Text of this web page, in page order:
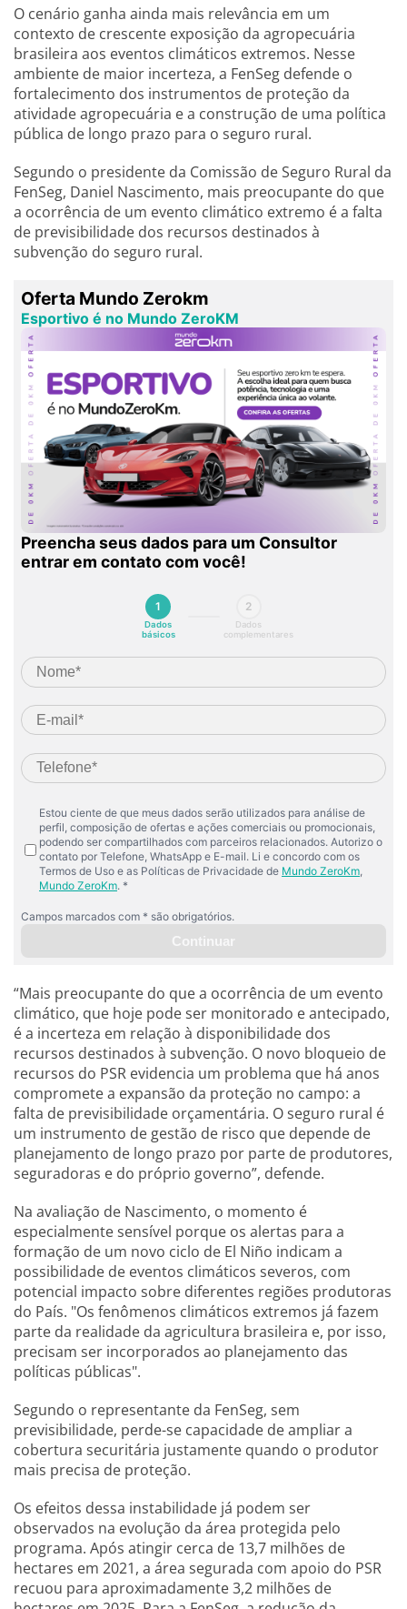
O cenário ganha ainda mais relevância em um
contexto de crescente exposição da agropecuária
brasileira aos eventos climáticos extremos. Nesse
ambiente de maior incerteza, a FenSeg defende o
fortalecimento dos instrumentos de proteção da
atividade agropecuária e a construção de uma política
pública de longo prazo para o seguro rural.
Segundo o presidente da Comissão de Seguro Rural da
FenSeg, Daniel Nascimento, mais preocupante do que
a ocorrência de um evento climático extremo é a falta
de previsibilidade dos recursos destinados à
subvenção do seguro rural.
“Mais preocupante do que a ocorrência de um evento
climático, que hoje pode ser monitorado e antecipado,
é a incerteza em relação à disponibilidade dos
recursos destinados à subvenção. O novo bloqueio de
recursos do PSR evidencia um problema que há anos
compromete a expansão da proteção no campo: a
falta de previsibilidade orçamentária. O seguro rural é
um instrumento de gestão de risco que depende de
planejamento de longo prazo por parte de produtores,
seguradoras e do próprio governo”, defende.
Na avaliação de Nascimento, o momento é
especialmente sensível porque os alertas para a
formação de um novo ciclo de El Niño indicam a
possibilidade de eventos climáticos severos, com
potencial impacto sobre diferentes regiões produtoras
do País. "Os fenômenos climáticos extremos já fazem
parte da realidade da agricultura brasileira e, por isso,
precisam ser incorporados ao planejamento das
políticas públicas".
Segundo o representante da FenSeg, sem
previsibilidade, perde-se capacidade de ampliar a
cobertura securitária justamente quando o produtor
mais precisa de proteção.
Os efeitos dessa instabilidade já podem ser
observados na evolução da área protegida pelo
programa. Após atingir cerca de 13,7 milhões de
hectares em 2021, a área segurada com apoio do PSR
recuou para aproximadamente 3,2 milhões de